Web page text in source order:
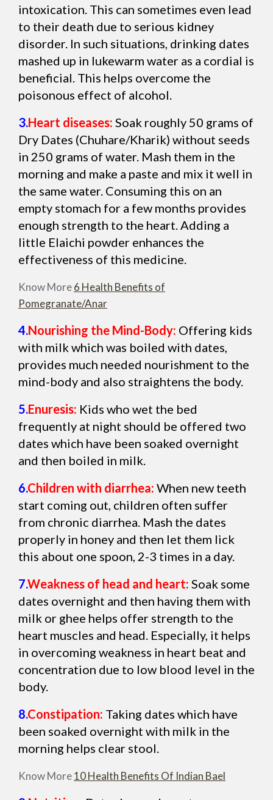
intoxication. This can sometimes even lead
to their death due to serious kidney
disorder. In such situations, drinking dates
mashed up in lukewarm water as a cordial is
beneficial. This helps overcome the
poisonous effect of alcohol.
3.Heart diseases: Soak roughly 50 grams of
Dry Dates (Chuhare/Kharik) without seeds
in 250 grams of water. Mash them in the
morning and make a paste and mix it well in
the same water. Consuming this on an
empty stomach for a few months provides
enough strength to the heart. Adding a
little Elaichi powder enhances the
effectiveness of this medicine.
Know More6 Health Benefits of
Pomegranate/Anar
4.Nourishing the Mind-Body: Offering kids
with milk which was boiled with dates,
provides much needed nourishment to the
mind-body and also straightens the body.
5.Enuresis: Kids who wet the bed
frequently at night should be offered two
dates which have been soaked overnight
and then boiled in milk.
6.Children with diarrhea: When new teeth
start coming out, children often suffer
from chronic diarrhea. Mash the dates
properly in honey and then let them lick
this about one spoon, 2-3 times in a day.
7.Weakness of head and heart: Soak some
dates overnight and then having them with
milk or ghee helps offer strength to the
heart muscles and head. Especially, it helps
in overcoming weakness in heart beat and
concentration due to low blood level in the
body.
8.Constipation: Taking dates which have
been soaked overnight with milk in the
morning helps clear stool.
Know More10 Health Benefits Of Indian Bael